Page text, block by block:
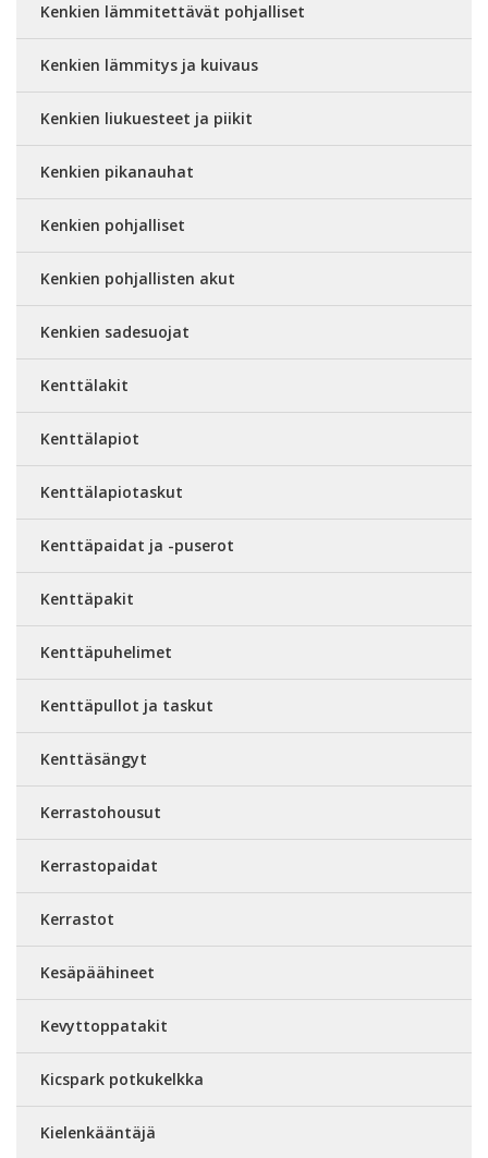
Kenkien lämmitettävät pohjalliset
Kenkien lämmitys ja kuivaus
Kenkien liukuesteet ja piikit
Kenkien pikanauhat
Kenkien pohjalliset
Kenkien pohjallisten akut
Kenkien sadesuojat
Kenttälakit
Kenttälapiot
Kenttälapiotaskut
Kenttäpaidat ja -puserot
Kenttäpakit
Kenttäpuhelimet
Kenttäpullot ja taskut
Kenttäsängyt
Kerrastohousut
Kerrastopaidat
Kerrastot
Kesäpäähineet
Kevyttoppatakit
Kicspark potkukelkka
Kielenkääntäjä